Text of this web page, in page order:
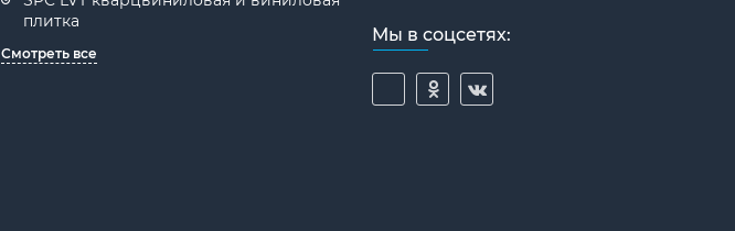
плитка
Смотреть все
Мы в соцсетях: